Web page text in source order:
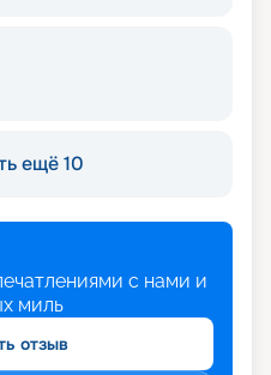
ещё 10
с нами и
миль
отзыв